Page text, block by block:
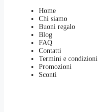
Home
Chi siamo
Buoni regalo
Blog
FAQ
Contatti
Termini e condizioni
Promozioni
Sconti